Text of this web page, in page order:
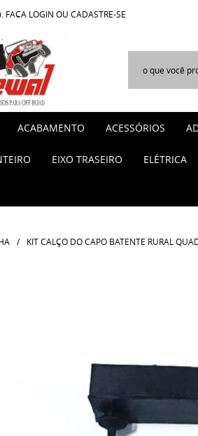
FAÇA LOGIN OU CADASTRE-SE
ACABAMENTO ACESSÓRIOS
EIXO TRASEIRO ELÉTRICA
KIT CALÇO DO CAPO BATENTE RURAL